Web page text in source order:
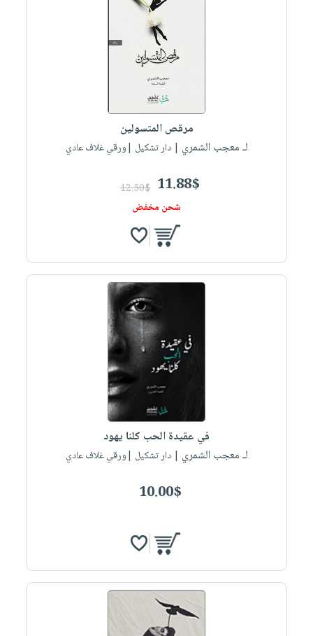
مرقص المتسولين
لـ معجب الشمري | دار تشكيل |ورقي غلاف عادي
11.88$
12.50$
شحن مخفض
في عقيدة الحب كلنا يهود
لـ معجب الشمري | دار تشكيل |ورقي غلاف عادي
10.00$